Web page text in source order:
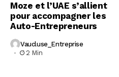
Moze et l’UAE s’allient
pour accompagner les
Auto-Entrepreneurs
Vaucluse_Entreprise
2 Min